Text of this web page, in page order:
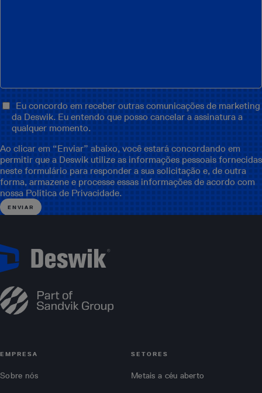
Eu concordo em receber outras comunicações de marketing
da Deswik. Eu entendo que posso cancelar a assinatura a
qualquer momento.
Ao clicar em “Enviar” abaixo, você estará concordando em
permitir que a Deswik utilize as informações pessoais fornecidas
neste formulário para responder a sua solicitação e, de outra
forma, armazene e processe essas informações de acordo com
nossa Política de Privacidade.
EMPRESA
Sobre nós
SETORES
Metais a céu aberto